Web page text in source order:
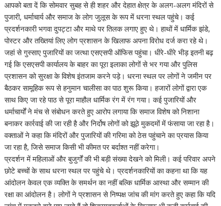
आपको बता दें कि सोमवार सुबह से ही शहर और देहात क्षेत्र के अलग-अलग मंदिरों से
पुजारी, धर्माचार्य और समाज के लोग जुलूस के रूप में धरना स्थल पहुंचे। कई
प्रदर्शनकारी भगवा दुपट्टा और माथे पर तिलक लगाए हुए थे। हाथों में धार्मिक झंडे,
पोस्टर और तख्तियां लिए लोग प्रशासन के खिलाफ अपना विरोध दर्ज करा रहे थे।
जहां से गुस्साए पुजारियों का जत्था एसएसपी ऑफिस पहुंचा। धीरे-धीरे भीड़ इतनी बढ़
गई कि एसएसपी कार्यालय के बाहर का पूरा इलाका लोगों से भर गया और पुलिस
प्रशासन को सुरक्षा के विशेष इंतजाम करने पड़े। धरना स्थल पर लोगों ने जमीन पर
बैठकर सामूहिक रूप से हनुमान चालीसा का पाठ शुरू किया। हजारों लोगों द्वारा एक
साथ किए जा रहे पाठ से पूरा माहौल धार्मिक रंग में रंग गया। कई पुजारियों और
धर्माचार्यों ने मंच से संबोधन करते हुए आरोप लगाया कि समाज विशेष को निशाना
बनाकर कार्रवाई की जा रही है और निर्दोष लोगों को झूठे मुकदमों में फंसाया जा रहा है।
वक्ताओं ने कहा कि मंदिरों और पुजारियों की गरिमा को ठेस पहुंचाने का प्रयास किया
जा रहा है, जिसे समाज किसी भी कीमत पर बर्दाश्त नहीं करेगा।
प्रदर्शन में महिलाओं और बुजुर्गों की भी बड़ी संख्या देखने को मिली। कई परिवार अपने
छोटे बच्चों के साथ धरना स्थल पर पहुंचे थे। प्रदर्शनकारियों का कहना था कि यह
आंदोलन केवल एक व्यक्ति के समर्थन का नहीं बल्कि धार्मिक आस्था और सम्मान की
रक्षा का आंदोलन है। लोगों ने प्रशासन से निष्पक्ष जांच की मांग करते हुए कहा कि यदि